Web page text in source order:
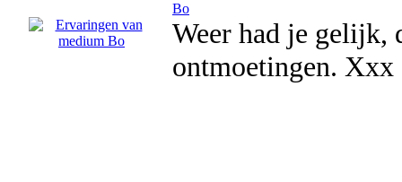
Bo
Weer had je gelijk,
ontmoetingen. Xxx